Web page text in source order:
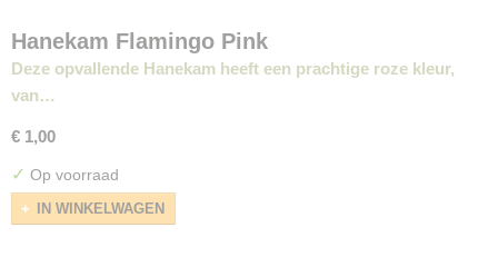
Hanekam Flamingo Pink
Deze opvallende Hanekam heeft een prachtige roze kleur,
van…
€ 1,00
✓ Op voorraad
IN WINKELWAGEN